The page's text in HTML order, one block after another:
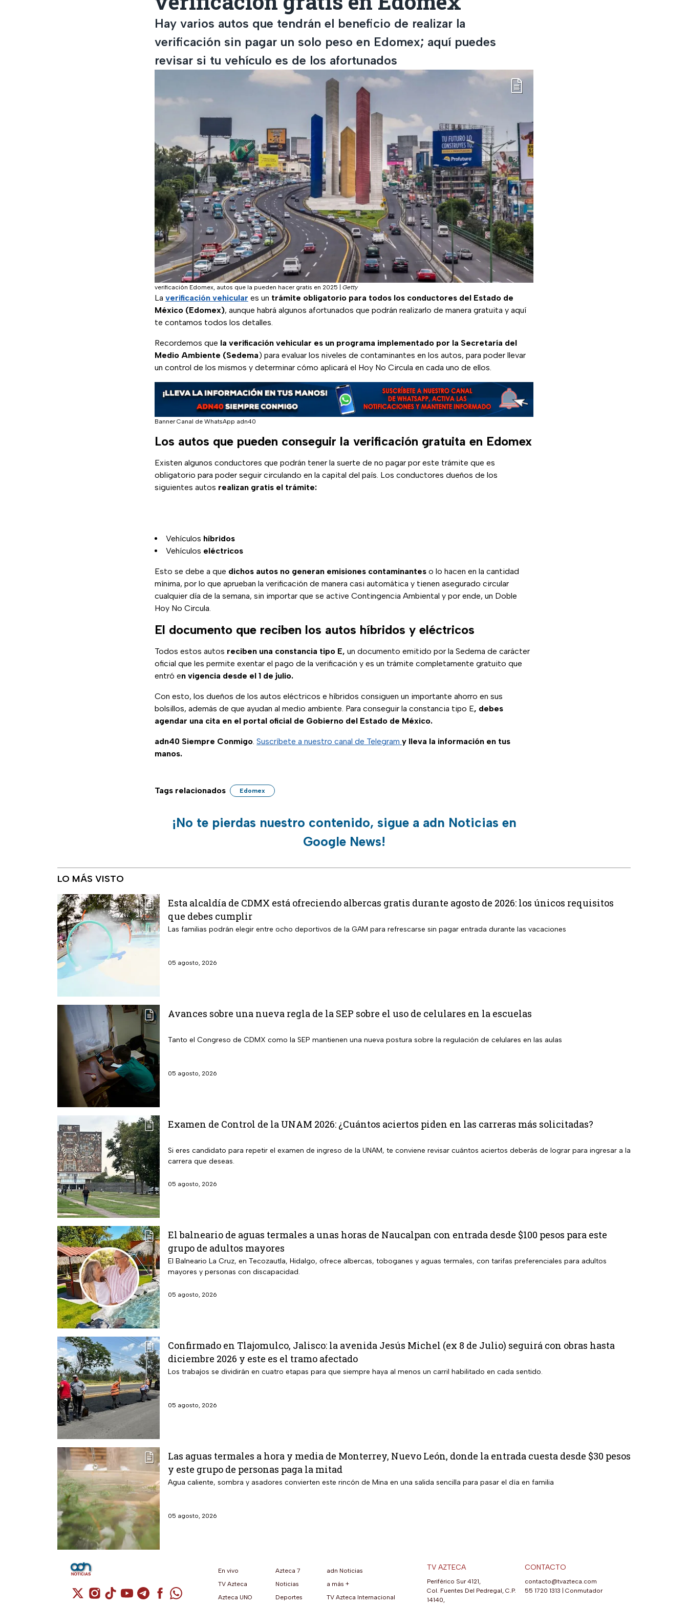
Hay varios autos que tendrán el beneficio de realizar la
verificación sin pagar un solo peso en Edomex; aquí puedes
revisar si tu vehículo es de los afortunados
verificación Edomex, autos que la pueden hacer gratis en 2025 Getty
La verificación vehicular es un trámite obligatorio para todos los conductores del Estado de
México (Edomex), aunque habrá algunos afortunados que podrán realizarlo de manera gratuita y aquí
te contamos todos los detalles.
Recordemos que la verificación vehicular es un programa implementado por la Secretaría del
Medio Ambiente (Sedema) para evaluar los niveles de contaminantes en los autos, para poder llevar
un control de los mismos y determinar cómo aplicará el Hoy No Circula en cada uno de ellos.
Banner Canal de WhatsApp adn40
Los autos que pueden conseguir la verificación gratuita en Edomex
Existen algunos conductores que podrán tener la suerte de no pagar por este trámite que es
obligatorio para poder seguir circulando en la capital del país. Los conductores dueños de los
siguientes autos realizan gratis el trámite:
Vehículos híbridos
Vehículos eléctricos
Esto se debe a que dichos autos no generan emisiones contaminantes o lo hacen en la cantidad
mínima, por lo que aprueban la verificación de manera casi automática y tienen asegurado circular
cualquier día de la semana, sin importar que se active Contingencia Ambiental y por ende, un Doble
Hoy No Circula.
El documento que reciben los autos híbridos y eléctricos
Todos estos autos reciben una constancia tipo E, un documento emitido por la Sedema de carácter
oficial que les permite exentar el pago de la verificación y es un trámite completamente gratuito que
entró en vigencia desde el 1 de julio.
Con esto, los dueños de los autos eléctricos e híbridos consiguen un importante ahorro en sus
bolsillos, además de que ayudan al medio ambiente. Para conseguir la constancia tipo E, debes
agendar una cita en el portal oficial de Gobierno del Estado de México.
adn40 Siempre Conmigo. Suscríbete a nuestro canal de Telegram y lleva la información en tus
manos.
Tags relacionados Edomex
¡No te pierdas nuestro contenido, sigue a adn Noticias en
Google News!
LO MÁS VISTO
Esta alcaldía de CDMX está ofreciendo albercas gratis durante agosto de 2026: los únicos requisitos
que debes cumplir
Las familias podrán elegir entre ocho deportivos de la GAM para refrescarse sin pagar entrada durante las vacaciones
05 agosto, 2026
Avances sobre una nueva regla de la SEP sobre el uso de celulares en la escuelas
Tanto el Congreso de CDMX como la SEP mantienen una nueva postura sobre la regulación de celulares en las aulas
05 agosto, 2026
Examen de Control de la UNAM 2026: ¿Cuántos aciertos piden en las carreras más solicitadas?
Si eres candidato para repetir el examen de ingreso de la UNAM, te conviene revisar cuántos aciertos deberás de lograr para ingresar a la
carrera que deseas.
05 agosto, 2026
El balneario de aguas termales a unas horas de Naucalpan con entrada desde $100 pesos para este
grupo de adultos mayores
El Balneario La Cruz, en Tecozautla, Hidalgo, ofrece albercas, toboganes y aguas termales, con tarifas preferenciales para adultos
mayores y personas con discapacidad.
05 agosto, 2026
Confirmado en Tlajomulco, Jalisco: la avenida Jesús Michel (ex 8 de Julio) seguirá con obras hasta
diciembre 2026 y este es el tramo afectado
Los trabajos se dividirán en cuatro etapas para que siempre haya al menos un carril habilitado en cada sentido.
05 agosto, 2026
Las aguas termales a hora y media de Monterrey, Nuevo León, donde la entrada cuesta desde $30 pesos
y este grupo de personas paga la mitad
Agua caliente, sombra y asadores convierten este rincón de Mina en una salida sencilla para pasar el día en familia
05 agosto, 2026
Cuenta de X / Twitter (se abre en una nueva pestaña)
Cuenta de Instagram (se abre en una nueva pestaña)
Cuenta de TikTok (se abre en una nueva pestaña)
Cuenta de YouTube (se abre en una nueva pestaña)
Cuenta de Telegram (se abre en una nueva pestaña)
Cuenta de Facebook (se abre en una nueva pestaña)
Cuenta de WhatsApp (se abre en una nueva pestaña)
En vivo
TV Azteca
Azteca UNO
Azteca 7
Noticias
Deportes
adn Noticias
a más +
TV Azteca Internacional
TV AZTECA
Periférico Sur 4121,
Col. Fuentes Del Pedregal, C.P.
14140,
CONTACTO
contacto@tvazteca.com
55 1720 1313
Conmutador